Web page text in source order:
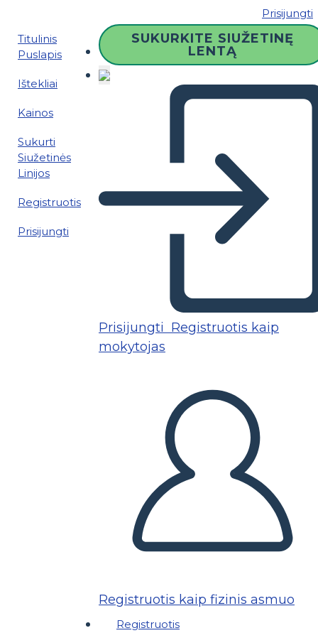
Prisijungti
Titulinis
Puslapis
Ištekliai
Kainos
Sukurti
Siužetinės
Linijos
Registruotis
Prisijungti
SUKURKITE SIUŽETINĘ
LENTĄ
Prisijungti Registruotis kaip
mokytojas
Registruotis kaip fizinis asmuo
Registruotis